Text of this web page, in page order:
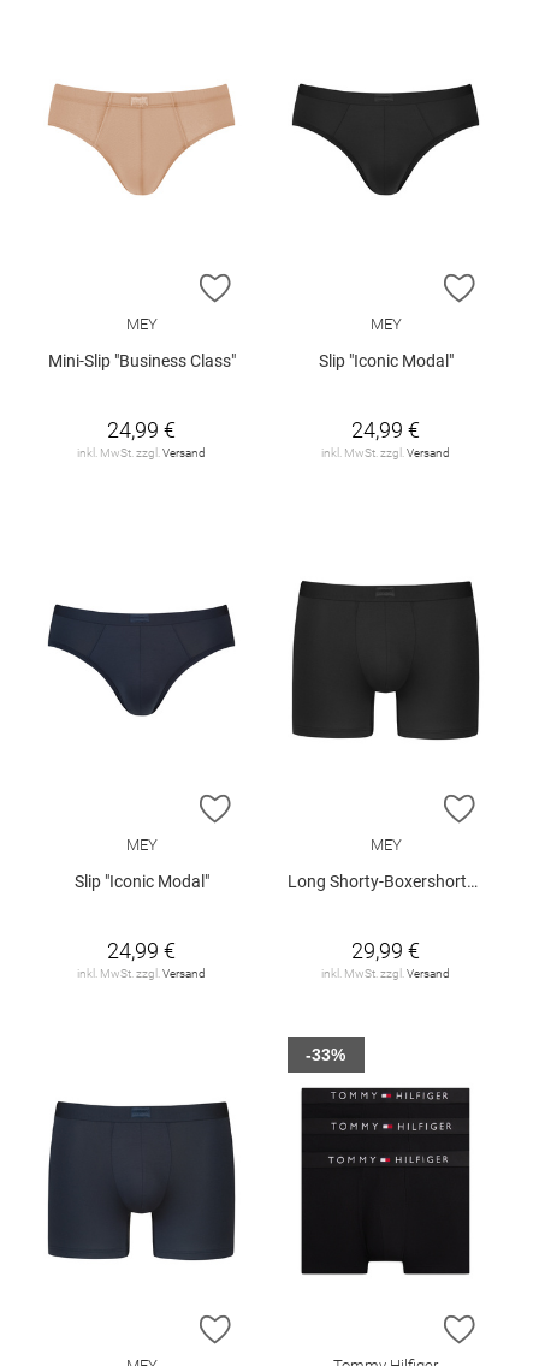
ZUR WUNSCHLISTE HINZUFÜGEN
MEY
Mini-Slip "Business Class"
24,99 €
inkl. MwSt. zzgl. Versand
ZUR
MEY
Slip "Iconic Modal"
24,99 €
inkl. MwSt. zzgl. Versand
ZUR WUNSCHLISTE HINZUFÜGEN
MEY
Slip "Iconic Modal"
24,99 €
inkl. MwSt. zzgl. Versand
ZUR
MEY
Long Shorty-Boxershorts "Iconic Modal"
29,99 €
inkl. MwSt. zzgl. Versand
ZUR WUNSCHLISTE HINZUFÜGEN
ZUR
-33%